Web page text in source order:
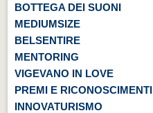
BOTTEGA DEI SUONI
MEDIUMSIZE
BELSENTIRE
MENTORING
VIGEVANO IN LOVE
PREMI E RICONOSCIMENTI
INNOVATURISMO